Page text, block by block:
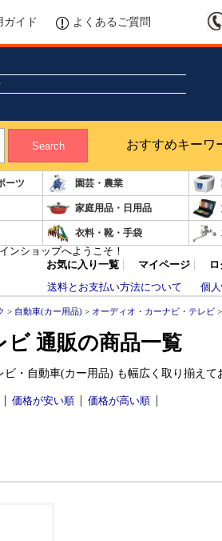
ガイド よくあるご質問
Search おすすめキーワ
ーツ 園芸・農業
家庭用品・日用品
衣料・靴・手袋
ンショップへようこそ！
お気に入り一覧
マイページ
送料とお支払い方法について
個
> 自動車(カー用品) > オーディオ・カーナビ・テレビ
ビ 通販の商品一覧
・自動車(カー用品) も幅広く取り揃えて
価格が安い順 価格が高い順